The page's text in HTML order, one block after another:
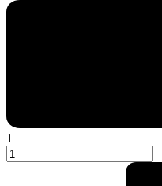
1